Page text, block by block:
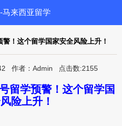
马来西亚留学
！这个留学国家安全风险上升！
作者：Admin 点击数:2155
留学预警！这个留学国
险上升！